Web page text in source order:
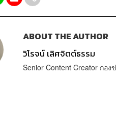
ABOUT THE AUTHOR
วิโรจน์ เลิศจิตต์ธรรม
Senior Content Creator กอง